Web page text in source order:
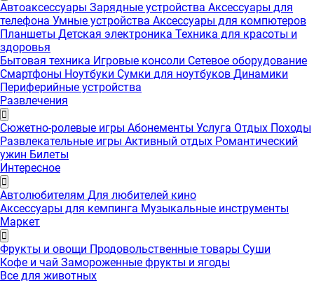
Автоаксессуары Зарядные устройства Аксессуары для
телефона Умные устройства Аксессуары для компютеров
Планшеты Детская электроника Техника для красоты и
здоровья
Бытовая техника Игровые консоли Сетевое оборудование
Смартфоны Ноутбуки Сумки для ноутбуков Динамики
Периферийные устройства
Развлечения
Сюжетно-ролевые игры Абонементы Услуга Отдых Походы
Развлекательные игры Активный отдых Романтический
ужин Билеты
Интересноe
Автолюбителям Для любителей кино
Аксессуары для кемпинга Музыкальные инструменты
Маркет
Фрукты и овощи Продовольственные товары Суши
Кофе и чай Замороженные фрукты и ягоды
Все для животных